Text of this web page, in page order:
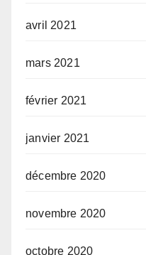
avril 2021
mars 2021
février 2021
janvier 2021
décembre 2020
novembre 2020
octobre 2020